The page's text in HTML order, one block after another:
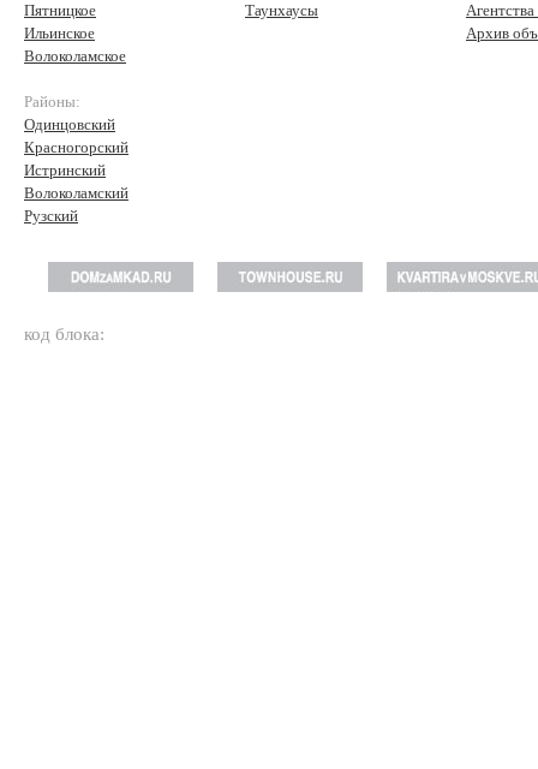
Пятницкое
Ильинское
Волоколамское
Районы:
Одинцовский
Красногорский
Истринский
Волоколамский
Рузский
Таунхаусы
Архив
код блока: